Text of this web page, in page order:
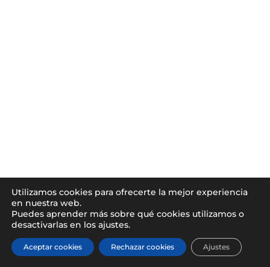
Utilizamos cookies para ofrecerte la mejor experiencia
en nuestra web.
Puedes aprender más sobre qué cookies utilizamos o
desactivarlas en los ajustes.
Aceptar cookies Rechazar cookies Ajustes